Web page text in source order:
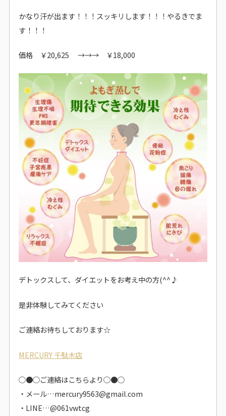
かなり汗が出ます！！！スッキリします！！！やるきでま
す！！！
価格 ￥20,625 →→→ ￥18,000
デトックスして、ダイエットをお考え中の方(^^♪
是非体験してみてください
ご連絡お待ちしております☆
MERCURY 千駄木店
○●○ご連絡はこちらより○●○
・メール…mercury9563@gmail.com
・LINE…@061vwtcg